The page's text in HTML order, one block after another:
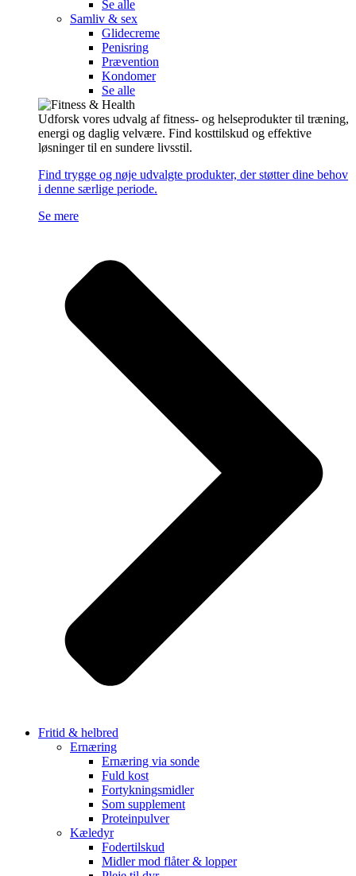
Se alle
Samliv & sex
Glidecreme
Penisring
Prævention
Kondomer
Se alle
Udforsk vores udvalg af fitness- og helseprodukter til træning,
energi og daglig velvære. Find kosttilskud og effektive
løsninger til en sundere livsstil.
Find trygge og nøje udvalgte produkter, der støtter dine behov
i denne særlige periode.
Se mere
Fritid & helbred
Ernæring
Ernæring via sonde
Fuld kost
Fortykningsmidler
Som supplement
Proteinpulver
Kæledyr
Fodertilskud
Midler mod flåter & lopper